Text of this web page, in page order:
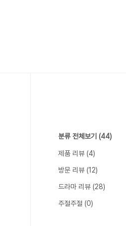
분류 전체보기 (44)
제품 리뷰 (4)
방문 리뷰 (12)
드라마 리뷰 (28)
주절주절 (0)